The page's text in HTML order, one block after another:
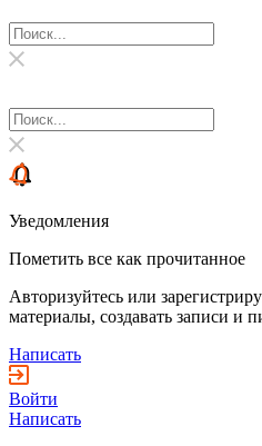
Уведомления
Пометить все как прочитанное
Авторизуйтесь или
материалы, создавать записи и
Написать
Войти
Написать